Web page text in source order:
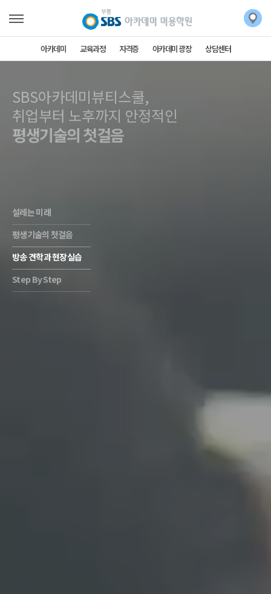
아카데미 교육과정 자격증 아카데미 광장 상담센터
SBS아카데미뷰티스쿨,
취업부터 노후까지 안정적인
평생기술의 첫걸음
SBS아카데미뷰티스쿨,
설레는 미래
평생기술의 첫걸음
방송 견학과 현장실습
Step By Step